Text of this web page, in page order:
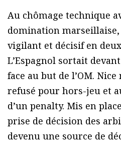
Au chômage technique
domination marseillaise,
vigilant et décisif en
L’Espagnol sortait
face au but de l’OM.
refusé pour hors-jeu et
d’un penalty. Mis en
prise de décision des
devenu une source de